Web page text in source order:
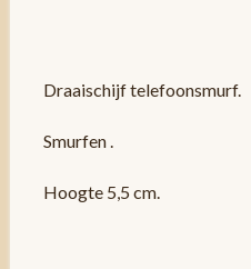
Draaischijf telefoonsmurf.
Smurfen .
Hoogte 5,5 cm.